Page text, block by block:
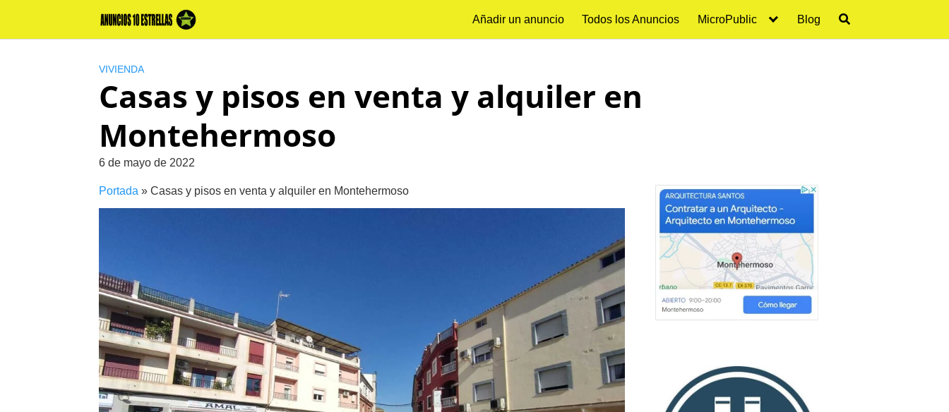
content
Añadir un anuncio Todos los Anuncios MicroPublic Blog
VIVIENDA
Casas y pisos en venta y alquiler en
Montehermoso
6 de mayo de 2022
Portada » Casas y pisos en venta y alquiler en Montehermoso